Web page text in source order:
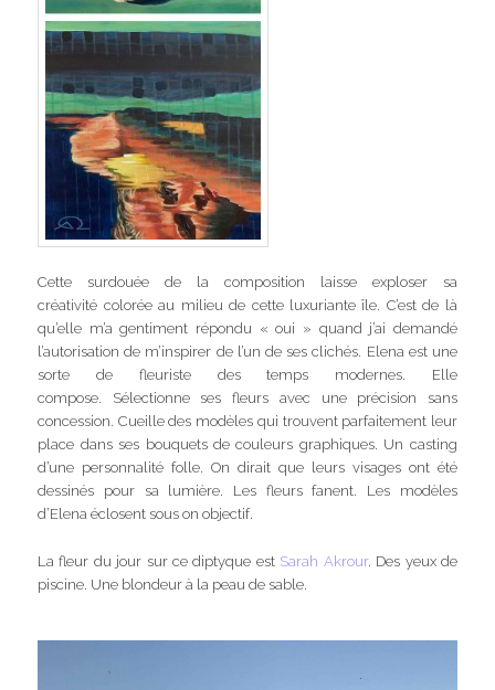
Cette surdouée de la composition laisse exploser sa
créativité colorée au milieu de cette luxuriante île. C’est de là
qu’elle m’a gentiment répondu « oui » quand j’ai demandé
l’autorisation de m’inspirer de l’un de ses clichés. Elena est une
sorte de fleuriste des temps modernes. Elle
compose. Sélectionne ses fleurs avec une précision sans
concession. Cueille des modèles qui trouvent parfaitement leur
place dans ses bouquets de couleurs graphiques. Un casting
d’une personnalité folle. On dirait que leurs visages ont été
dessinés pour sa lumière. Les fleurs fanent. Les modèles
d’Elena éclosent sous on objectif.
La fleur du jour sur ce diptyque est Sarah Akrour. Des yeux de
piscine. Une blondeur à la peau de sable.